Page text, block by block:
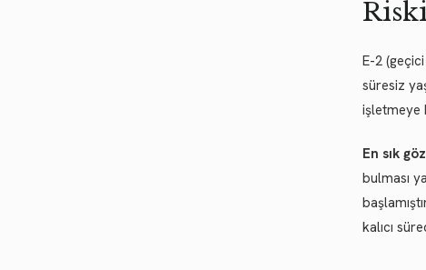
Riski
E-2
süresiz
işletmeye
En sık
bulması
kalıcı